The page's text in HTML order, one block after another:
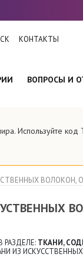
КОНТАКТЫ
ВОПРОСЫ И
Используйте
ВОЛОКОН,
ТКАНИ,
ИЗ